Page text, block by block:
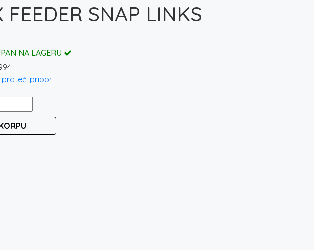
FEEDER SNAP LINKS
NA LAGERU
prateći pribor